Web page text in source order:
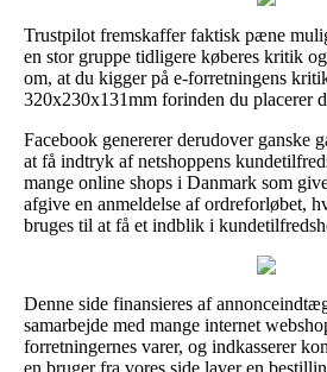
Trustpilot fremskaffer faktisk pæne
en stor gruppe tidligere køberes kritik
om, at du kigger på e-forretningens
320x230x131mm forinden du placerer
Facebook genererer derudover ganske
at få indtryk af netshoppens
mange online shops i Danmark som
afgive en anmeldelse af ordreforløbet,
bruges til at få et indblik i
Denne side finansieres af
samarbejde med mange internet
forretningernes varer, og indkasserer
en bruger fra vores side laver en